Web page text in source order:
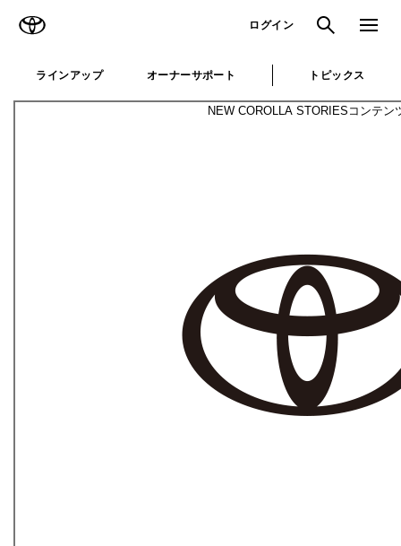
ログイン 検索 メニュ
ラインアップ オーナーサポート トピックス
NEW COROLLA STORIES